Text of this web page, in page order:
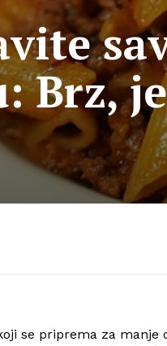
Brz,
se priprema za manje